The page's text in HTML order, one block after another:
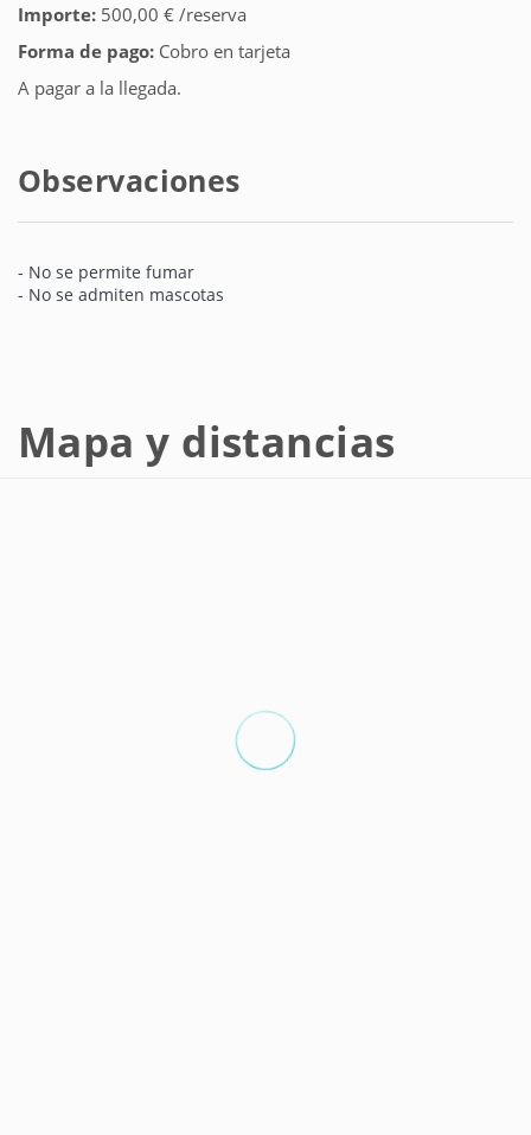
Importe: 500,00 € /reserva
Forma de pago: Cobro en tarjeta
A pagar a la llegada.
Observaciones
- No se permite fumar
- No se admiten mascotas
Mapa y distancias